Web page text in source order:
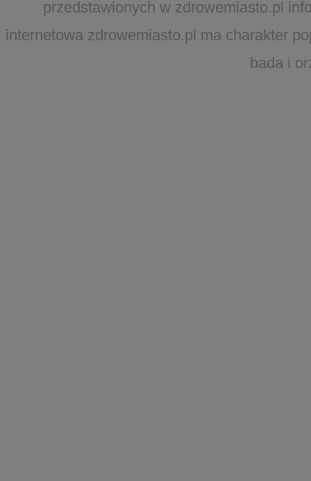
przedstawionych w zdrowemiasto.pl
internetowa zdrowemiasto.pl ma charakter
bada i